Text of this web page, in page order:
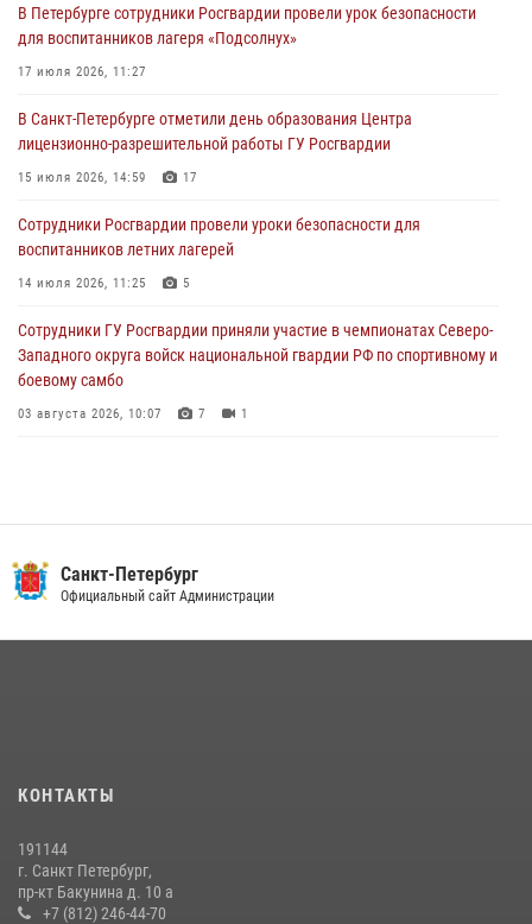
Сотрудники и военнослужащие Росгвардии обеспечили
правопорядок при проведении матча "Зенит" - "Балтика"
06 августа 2026, 07:30
В Выборгском районе наряд Росгвардии обнаружил
разыскиваемый преступный автотранспорт
05 августа 2026, 12:25 2
Петербургские росгвардейцы обнаружили объявленный в розыск
автомобиль, ранее использовавшийся при совершении кражи в
Ленобласти
В Петербурге сотрудники Росгвардии провели урок безопасности
для воспитанников лагеря «Подсолнух»
17 июля 2026, 11:27
В Санкт-Петербурге отметили день образования Центра
лицензионно-разрешительной работы ГУ Росгвардии
15 июля 2026, 14:59 17
Сотрудники Росгвардии провели уроки безопасности для
воспитанников летних лагерей
14 июля 2026, 11:25 5
Сотрудники ГУ Росгвардии приняли участие в чемпионатах Северо-
Западного округа войск национальной гвардии РФ по спортивному и
боевому самбо
03 августа 2026, 10:07 7 1
В Красногвардейском районе росгвардейцы задержали хулигана,
угрожавшего мужчине пневматическим пистолетом
на III Международном петербургском цифровом форуме
В Ленобласти сотрудники Росгвардии провели встречу с
воспитанниками детского клуба «Умные каникулы»
Санкт-Петербург
Официальный сайт Администрации
КОНТАКТЫ
191144
г. Санкт Петербург,
пр-кт Бакунина д. 10 а
+7 (812) 246-44-70